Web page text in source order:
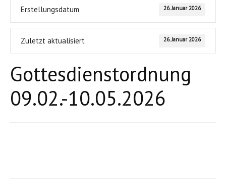
Erstellungsdatum 26. Januar 2026
Zuletzt aktualisiert 26. Januar 2026
Gottesdienstordnung
09.02.-10.05.2026